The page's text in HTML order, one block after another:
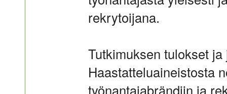
rekrytoijana.
Tutkimuksen tulokset
Haastatteluaineistosta
työnantajabrändiin ja